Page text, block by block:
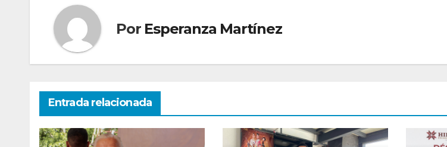
Por Esperanza Martínez
Entrada relacionada